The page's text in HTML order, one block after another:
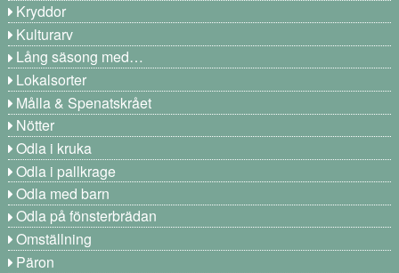
Kryddor
Kulturarv
Lång säsong med…
Lokalsorter
Målla & Spenatskrået
Nötter
Odla i kruka
Odla i pallkrage
Odla med barn
Odla på fönsterbrädan
Omställning
Päron